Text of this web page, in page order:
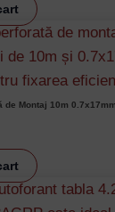
de Montaj 10m